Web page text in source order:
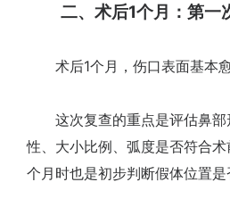
二、术后1个月：第一
术后1个月，伤口表面基本愈
这次复查的重点是评估鼻部
性、大小比例、弧度是否符合
个月时也是初步判断假体位置是